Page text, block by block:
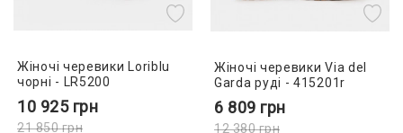
Жіночі черевики Loriblu
чорні - LR5200
10 925 грн
21 850грн
Жіночі черевики Via del
Garda руді - 415201r
6 809 грн
12 380грн